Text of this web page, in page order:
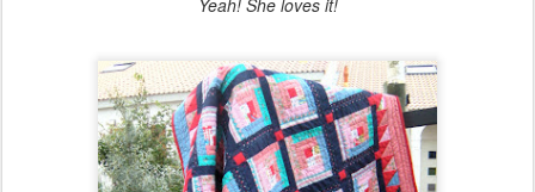
Yeah! She loves it!